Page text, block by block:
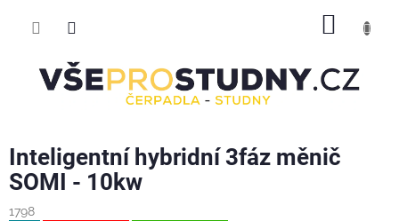
Inteligentní hybridní 3fáz měnič
SOMI - 10kw
1798